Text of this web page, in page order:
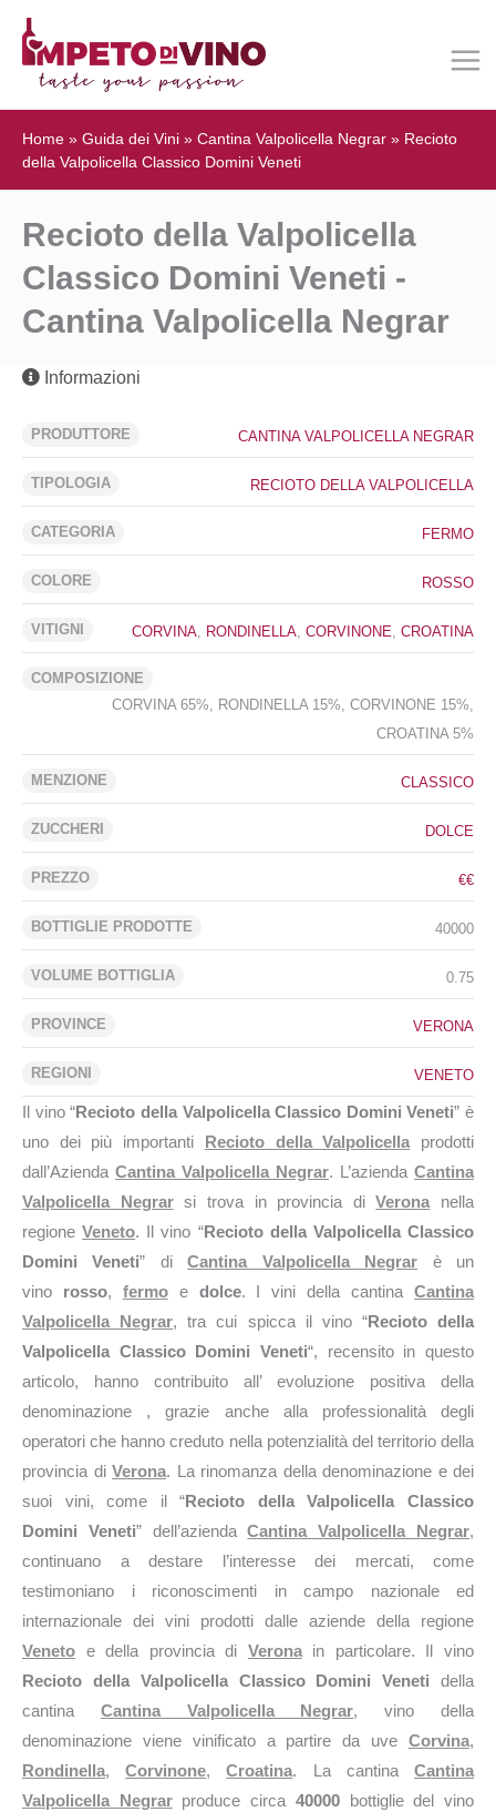
Home » Guida dei Vini » Cantina Valpolicella Negrar » Recioto
della Valpolicella Classico Domini Veneti
Recioto della Valpolicella
Classico Domini Veneti -
Cantina Valpolicella Negrar
Informazioni
PRODUTTORE CANTINA VALPOLICELLA NEGRAR
TIPOLOGIA RECIOTO DELLA VALPOLICELLA
CATEGORIA FERMO
COLORE ROSSO
VITIGNI CORVINA, RONDINELLA, CORVINONE, CROATINA
COMPOSIZIONE
CORVINA 65%, RONDINELLA 15%, CORVINONE 15%,
CROATINA 5%
MENZIONE CLASSICO
ZUCCHERI DOLCE
PREZZO €€
BOTTIGLIE PRODOTTE 40000
VOLUME BOTTIGLIA 0.75
PROVINCE VERONA
REGIONI VENETO
Il vino “Recioto della Valpolicella Classico Domini Veneti” è
uno dei più importanti Recioto della Valpolicella prodotti
dall’Azienda Cantina Valpolicella Negrar. L’azienda Cantina
Valpolicella Negrarsi trova in provincia diVerona nella
regioneVeneto. Il vino “Recioto della Valpolicella Classico
Domini Veneti” diCantina Valpolicella Negrar è un
vino rosso, fermoe dolce. I vini della cantinaCantina
Valpolicella Negrar, tra cui spicca il vino “Recioto della
Valpolicella Classico Domini Veneti“, recensito in questo
articolo, hanno contribuito all’ evoluzione positiva della
denominazione , grazie anche alla professionalità degli
operatori che hanno creduto nella potenzialità del territorio della
provincia di Verona. La rinomanza della denominazione e dei
suoi vini, come il “Recioto della Valpolicella Classico
Domini Veneti” dell’aziendaCantina Valpolicella Negrar,
continuano a destare l’interesse dei mercati, come
testimoniano i riconoscimenti in campo nazionale ed
internazionale dei vini prodotti dalle aziende della regione
Veneto e della provincia di Veronain particolare. Il vino
Recioto della Valpolicella Classico Domini Veneti della
cantina Cantina Valpolicella Negrar, vino della
denominazione viene vinificato a partire da uve Corvina,
Rondinella,Corvinone,Croatina. La cantinaCantina
Valpolicella Negrarproduce circa 40000 bottiglie del vino